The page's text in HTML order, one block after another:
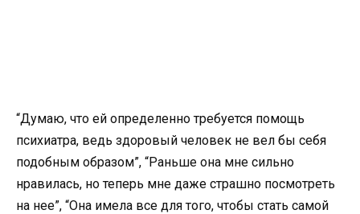
“Думаю, что ей определенно требуется помощь
психиатра, ведь здоровый человек не вел бы себя
подобным образом”, “Раньше она мне сильно
нравилась, но теперь мне даже страшно посмотреть
на нее”, “Она имела все для того, чтобы стать самой